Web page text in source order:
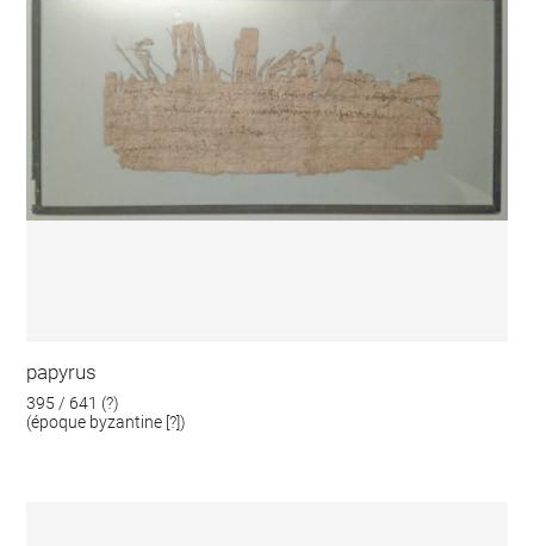
papyrus
395 / 641 (?)
(époque byzantine [?])